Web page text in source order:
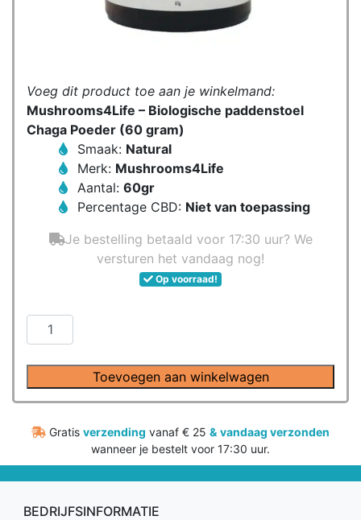
Voeg dit product toe aan je winkelmand:
Mushrooms4Life – Biologische paddenstoel
Chaga Poeder (60 gram)
Smaak: Natural
Merk: Mushrooms4Life
Aantal: 60gr
Percentage CBD: Niet van toepassing
Je bestelling betaald voor 17:30 uur? We
versturen het vandaag nog!
Op voorraad!
Biologische
paddenstoel
Chaga
(60
gram)
aantal
Toevoegen aan winkelwagen
Gratis verzending vanaf € 25 & vandaag verzonden
wanneer je bestelt voor 17:30 uur.
BEDRIJFSINFORMATIE